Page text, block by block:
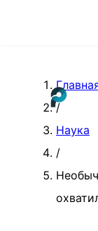
/
Наука
/